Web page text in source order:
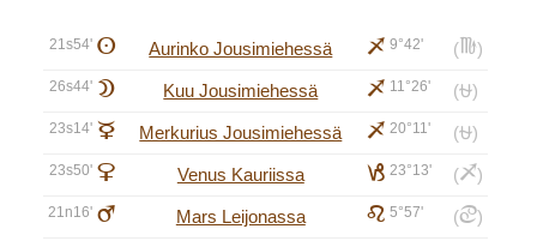
21s54' A Aurinko Jousimiehessä i 9°42' (h)
26s44' B Kuu Jousimiehessä i 11°26' (⛎)
23s14' C Merkurius Jousimiehessä i 20°11' (⛎)
23s50' D Venus Kauriissa j 23°13' (i)
21n16' E Mars Leijonassa e 5°57' (d)